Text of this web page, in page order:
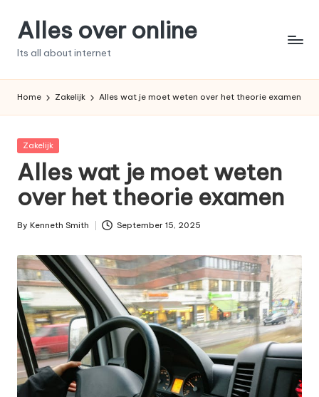
SkipAlles over online
Its all about internet
Home Zakelijk Alles wat je moet weten over het theorie examen
Posted
Zakelijk
Alles wat je moet weten
over het theorie examen
Posted
By Kenneth Smith September 15, 2025